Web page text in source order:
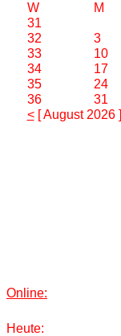
W M
31
32
3
33
10
34
17
35
24
36
31
<[ August 2026 ]
Online:
Heute: